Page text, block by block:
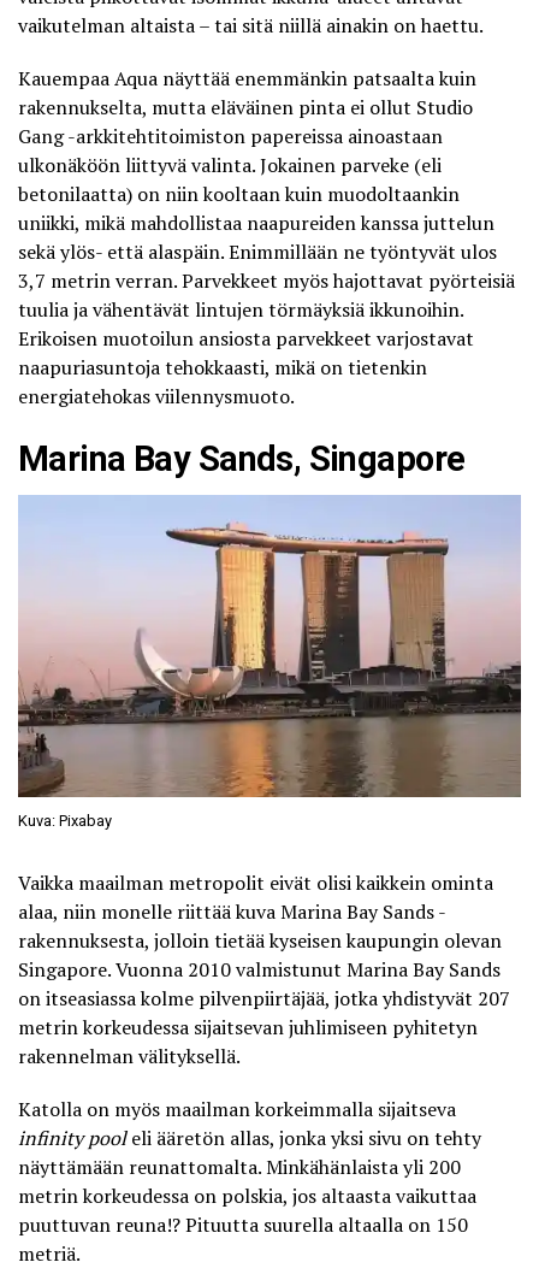
vaikutelman altaista – tai sitä niillä ainakin on haettu.
Kauempaa Aqua näyttää enemmänkin patsaalta kuin
rakennukselta, mutta eläväinen pinta ei ollut Studio
Gang -arkkitehtitoimiston papereissa ainoastaan
ulkonäköön liittyvä valinta. Jokainen parveke (eli
betonilaatta) on niin kooltaan kuin muodoltaankin
uniikki, mikä mahdollistaa naapureiden kanssa juttelun
sekä ylös- että alaspäin. Enimmillään ne työntyvät ulos
3,7 metrin verran. Parvekkeet myös hajottavat pyörteisiä
tuulia ja vähentävät lintujen törmäyksiä ikkunoihin.
Erikoisen muotoilun ansiosta parvekkeet varjostavat
naapuriasuntoja tehokkaasti, mikä on tietenkin
energiatehokas viilennysmuoto.
Marina Bay Sands, Singapore
Kuva: Pixabay
Vaikka maailman metropolit eivät olisi kaikkein ominta
alaa, niin monelle riittää kuva Marina Bay Sands -
rakennuksesta, jolloin tietää kyseisen kaupungin olevan
Singapore. Vuonna 2010 valmistunut Marina Bay Sands
on itseasiassa kolme pilvenpiirtäjää, jotka yhdistyvät 207
metrin korkeudessa sijaitsevan juhlimiseen pyhitetyn
rakennelman välityksellä.
Katolla on myös maailman korkeimmalla sijaitseva
infinity pooleli ääretön allas, jonka yksi sivu on tehty
näyttämään reunattomalta. Minkähänlaista yli 200
metrin korkeudessa on polskia, jos altaasta vaikuttaa
puuttuvan reuna!? Pituutta suurella altaalla on 150
metriä.